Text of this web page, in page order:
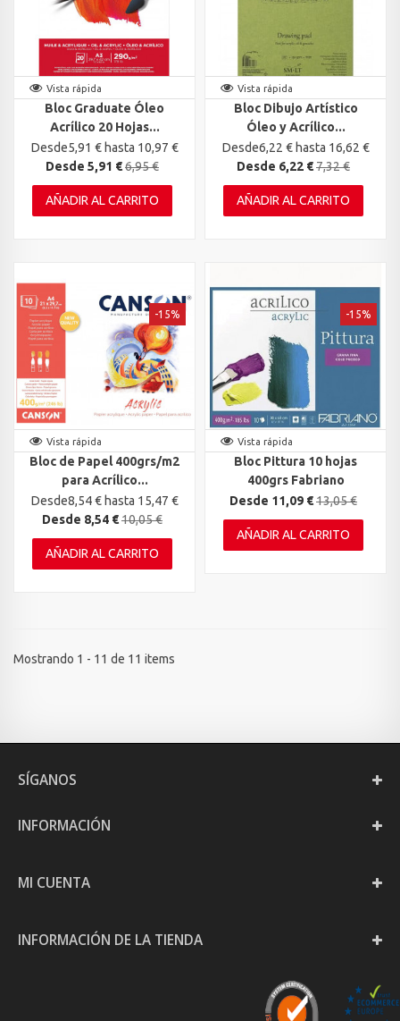
Vista rápida
Bloc Graduate Óleo
Acrílico 20 Hojas...
Desde5,91 € hasta 10,97 €
Desde 5,91 €6,95 €
AÑADIR AL CARRITO
Vista rápida
Bloc Dibujo Artístico
Óleo y Acrílico...
Desde6,22 € hasta 16,62 €
Desde 6,22 €7,32 €
AÑADIR AL CARRITO
Vista rápida
Bloc de Papel 400grs/m2
para Acrílico...
Desde8,54 € hasta 15,47 €
Desde 8,54 €10,05 €
-15%
AÑADIR AL CARRITO
Vista rápida
Bloc Pittura 10 hojas
400grs Fabriano
Desde 11,09 €13,05 €
-15%
AÑADIR AL CARRITO
Mostrando 1 - 11 de 11 items
SÍGANOS
INFORMACIÓN
MI CUENTA
INFORMACIÓN DE LA TIENDA